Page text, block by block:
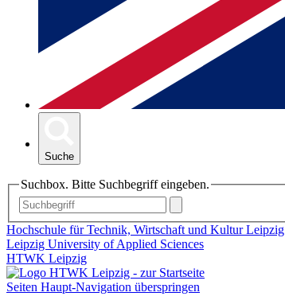
Suche
Suchbox. Bitte Suchbegriff eingeben.
Hochschule für Technik, Wirtschaft und Kultur Leipzig
Leipzig University of Applied Sciences
HTWK Leipzig
Seiten Haupt-Navigation überspringen